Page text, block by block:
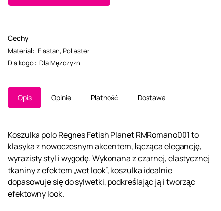
Cechy
Materiał: Elastan, Poliester
Dla kogo: Dla Mężczyzn
Opis Opinie Płatność Dostawa
Koszulka polo Regnes Fetish Planet RMRomano001 to
klasyka z nowoczesnym akcentem, łącząca elegancję,
wyrazisty styl i wygodę. Wykonana z czarnej, elastycznej
tkaniny z efektem „wet look”, koszulka idealnie
dopasowuje się do sylwetki, podkreślając ją i tworząc
efektowny look.